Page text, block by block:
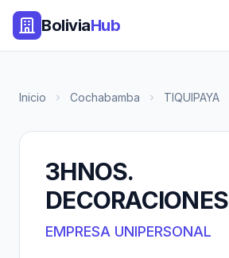
BoliviaHub
Inicio Cochabamba TIQUIPAYA
3HNOS.
DECORACIONES
EMPRESA UNIPERSONAL